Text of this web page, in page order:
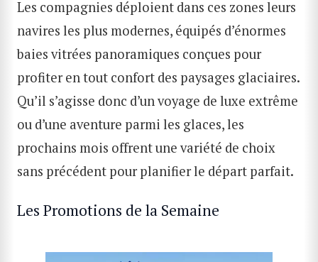
Les compagnies déploient dans ces zones leurs
navires les plus modernes, équipés d’énormes
baies vitrées panoramiques conçues pour
profiter en tout confort des paysages glaciaires.
Qu’il s’agisse donc d’un voyage de luxe extrême
ou d’une aventure parmi les glaces, les
prochains mois offrent une variété de choix
sans précédent pour planifier le départ parfait.
Les Promotions de la Semaine